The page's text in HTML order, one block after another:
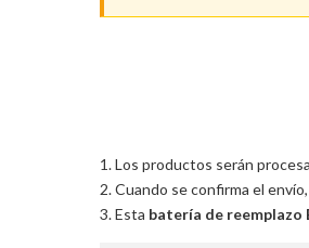
Los productos serán
Cuando se confirma el
Esta batería de reemplazo